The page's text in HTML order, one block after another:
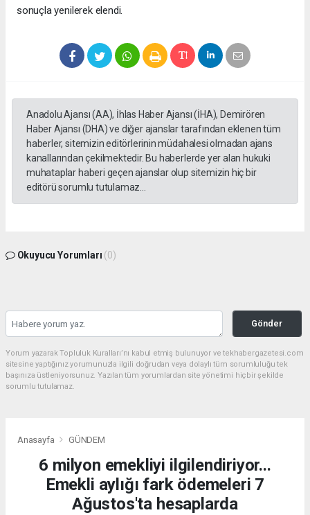
sonuçla yenilerek elendi.
Anadolu Ajansı (AA), İhlas Haber Ajansı (İHA), Demirören
Haber Ajansı (DHA) ve diğer ajanslar tarafından eklenen tüm
haberler, sitemizin editörlerinin müdahalesi olmadan ajans
kanallarından çekilmektedir. Bu haberlerde yer alan hukuki
muhataplar haberi geçen ajanslar olup sitemizin hiç bir
editörü sorumlu tutulamaz...
Okuyucu Yorumları (0)
Gönder
Yorum yazarak Topluluk Kuralları’nı kabul etmiş bulunuyor ve tekhabergazetesi.com
sitesine yaptığınız yorumunuzla ilgili doğrudan veya dolaylı tüm sorumluluğu tek
başınıza üstleniyorsunuz. Yazılan tüm yorumlardan site yönetimi hiçbir şekilde
sorumlu tutulamaz.
Anasayfa GÜNDEM
6 milyon emekliyi ilgilendiriyor...
Emekli aylığı fark ödemeleri 7
Ağustos'ta hesaplarda